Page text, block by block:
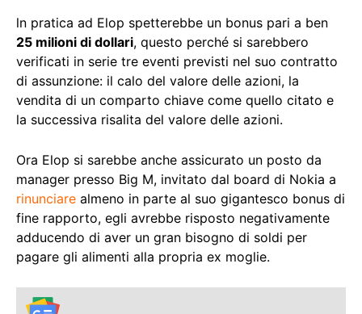
ln pratica ad Elop spetterebbe un bonus pari a ben
25 milioni di dollari, questo perché si sarebbero
verificati in serie tre eventi previsti nel suo contratto
di assunzione: il calo del valore delle azioni, la
vendita di un comparto chiave come quello citato e
la successiva risalita del valore delle azioni.
Ora Elop si sarebbe anche assicurato un posto da
manager presso Big M, invitato dal board di Nokia a
rinunciare almeno in parte al suo gigantesco bonus di
fine rapporto, egli avrebbe risposto negativamente
adducendo di aver un gran bisogno di soldi per
pagare gli alimenti alla propria ex moglie.